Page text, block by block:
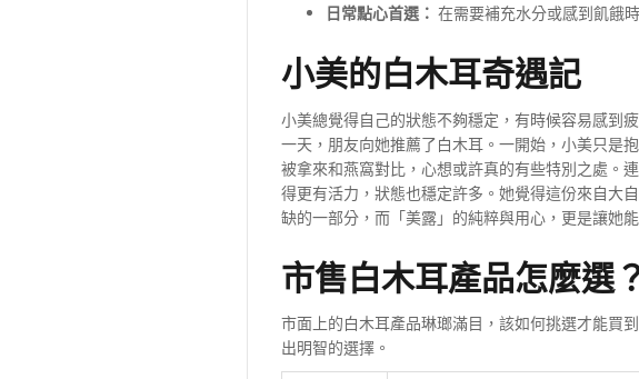
日常點心首選： 在需要補充水分或感到飢餓
小美的白木耳奇遇記
小美總覺得自己的狀態不夠穩定，有時候容易感到
一天，朋友向她推薦了白木耳。一開始，小美只是
被拿來和燕窩對比，心想或許真的有些特別之處。
得更有活力，狀態也穩定許多。她覺得這份來自大
缺的一部分，而「美露」的純粹與用心，更是讓她
市售白木耳產品怎麼選
市面上的白木耳產品琳瑯滿目，該如何挑選才能買
出明智的選擇。